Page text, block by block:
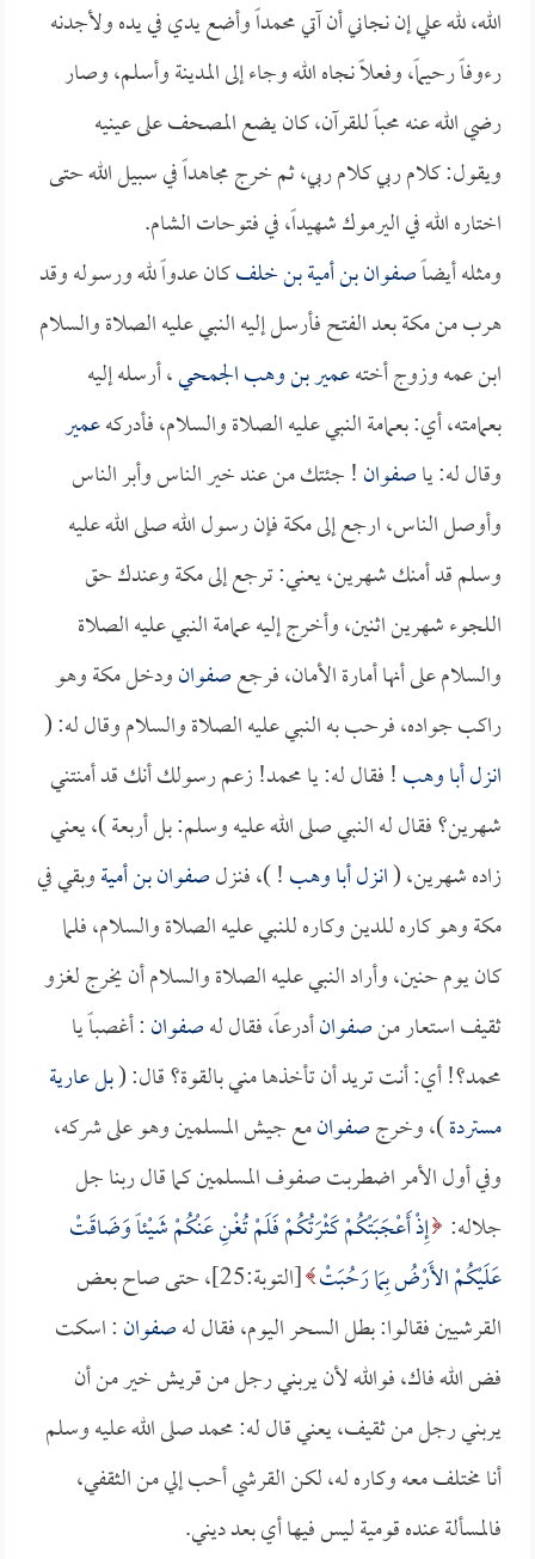
الله، لله علي إن نجاني أن آتي محمداً وأضع يدي في يده ولأجدنه
رءوفاً رحيماً، وفعلاً نجاه الله وجاء إلى المدينة وأسلم، وصار
رضي الله عنه محباً للقرآن، كان يضع المصحف على عينيه
ويقول: كلام ربي كلام ربي، ثم خرج مجاهداً في سبيل الله حتى
اختاره الله في اليرموك شهيداً، في فتوحات الشام.
ومثله أيضاًصفوان بن أمية بن خلفكان عدواً لله ورسوله وقد
هرب من مكة بعد الفتح فأرسل إليه النبي عليه الصلاة والسلام
ابن عمه وزوج أختهعمير بن وهب الجمحي، أرسله إليه
بعمامته، أي: بعمامة النبي عليه الصلاة والسلام، فأدركهعمير
وقال له: ياصفوان! جئتك من عند خير الناس وأبر الناس
وأوصل الناس، ارجع إلى مكة فإن رسول الله صلى الله عليه
وسلم قد أمنك شهرين، يعني: ترجع إلى مكة وعندك حق
اللجوء شهرين اثنين، وأخرج إليه عمامة النبي عليه الصلاة
والسلام على أنها أمارة الأمان، فرجعصفوانودخل مكة وهو
راكب جواده، فرحب به النبي عليه الصلاة والسلام وقال له: (
انزلأبا وهب! فقال له: يا محمد! زعم رسولك أنك قد أمنتني
شهرين؟ فقال له النبي صلى الله عليه وسلم: بل أربعة )، يعني
زاده شهرين، (انزلأبا وهب! )، فنزلصفوان بن أميةوبقي في
مكة وهو كاره للدين وكاره للنبي عليه الصلاة والسلام، فلما
كان يوم حنين، وأراد النبي عليه الصلاة والسلام أن يخرج لغزو
ثقيف استعار منصفوانأدرعاً، فقال لهصفوان: أغصباً يا
محمد؟! أي: أنت تريد أن تأخذها مني بالقوة؟ قال: (بل عارية
مستردة)، وخرجصفوانمع جيش المسلمين وهو على شركه،
وفي أول الأمر اضطربت صفوف المسلمين كما قال ربنا جل
جلاله: إِذْ أَعْجَبَتْكُمْ كَثْرَتُكُمْ فَلَمْ تُغْنِ عَنْكُمْ شَيْئاً وَضَاقَتْ
عَلَيْكُمْ الأَرْضُ بِمَا رَحُبَتْ
[التوبة:25]، حتى صاح بعض
القرشيين فقالوا: بطل السحر اليوم، فقال لهصفوان: اسكت
فض الله فاك، فوالله لأن يربني رجل من قريش خير من أن
يربني رجل من ثقيف، يعني قال له: محمد صلى الله عليه وسلم
أنا مختلف معه وكاره له، لكن القرشي أحب إلي من الثقفي،
فالمسألة عنده قومية ليس فيها أي بعد ديني.